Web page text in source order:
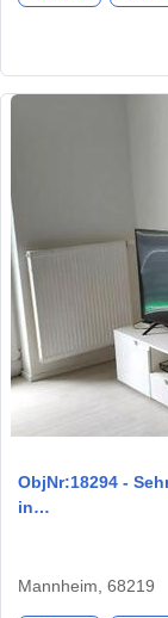
ObjNr:18294 -
in…
Mannheim, 68219